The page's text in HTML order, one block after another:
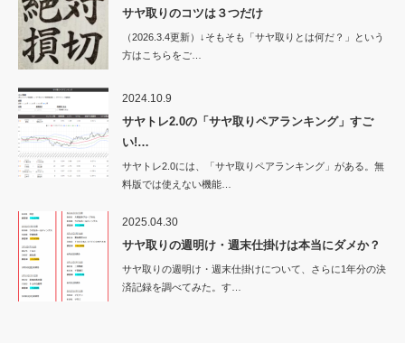
サヤ取りのコツは３つだけ
（2026.3.4更新）↓そもそも「サヤ取りとは何だ？」という
方はこちらをご…
2024.10.9
サヤトレ2.0の「サヤ取りペアランキング」すご
い!…
サヤトレ2.0には、「サヤ取りペアランキング」がある。無
料版では使えない機能…
2025.04.30
サヤ取りの週明け・週末仕掛けは本当にダメか？
サヤ取りの週明け・週末仕掛けについて、さらに1年分の決
済記録を調べてみた。す…